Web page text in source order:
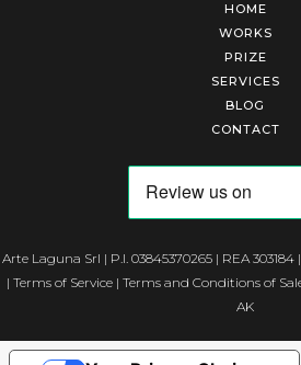
HOME
WORKS
PRIZE
SERVICES
BLOG
CONTACT
Arte Laguna Srl | P.I. 03845370265 | REA 303184 |
| Terms of Service| Terms and Conditions of
AK